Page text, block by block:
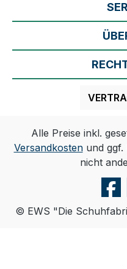
Alle Preise inkl.
Versandkostenund ggf.
nicht
© EWS "Die